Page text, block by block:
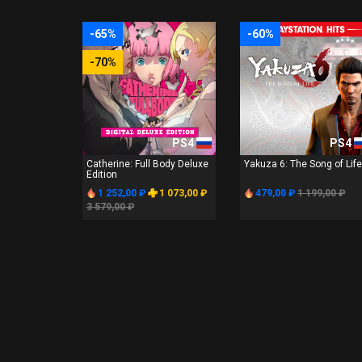
-65%
-70%
PS4
Catherine: Full Body Deluxe
Edition
1 252,00 ₽
1 073,00 ₽
3 579,00 ₽
-60%
PS4
Yakuza 6: The Song of Life
479,00 ₽ 1 199,00 ₽